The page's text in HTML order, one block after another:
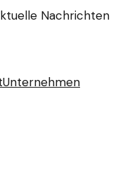
Nachrichten
Unternehmen